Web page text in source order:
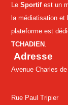
LeSportifest un
la médiatisation
plateforme est
TCHADIEN
Adresse
Avenue Charles
Rue Paul Tripier